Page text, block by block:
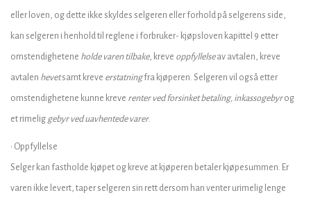
eller loven, og dette ikke skyldes selgeren eller forhold på selgerens side,
kan selgeren i henhold til reglene i forbruker- kjøpsloven kapittel 9 etter
omstendighetene holde varen tilbake, kreve oppfyllelseav avtalen, kreve
avtalen hevetsamt kreve erstatningfra kjøperen. Selgeren vil også etter
omstendighetene kunne kreve renter ved forsinket betaling, inkassogebyrog
et rimelig gebyr ved uavhentede varer.
• Oppfyllelse
Selger kan fastholde kjøpet og kreve at kjøperen betaler kjøpesummen. Er
varen ikke levert, taper selgeren sin rett dersom han venter urimelig lenge